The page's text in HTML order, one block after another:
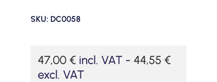
SKU: DC0058
47,00 € incl. VAT - 44,55 €
excl. VAT